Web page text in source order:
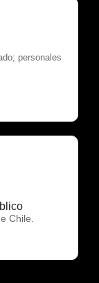
personales
Chile.